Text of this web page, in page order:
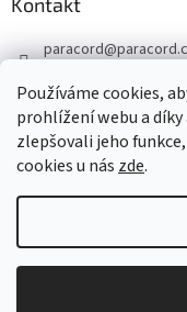
Používáme cookies,
prohlížení webu a
zlepšovali jeho
cookies u nás zde.
Kontakt
paracord@
+420 603 230 467
Sledujte nás také na
paracord.cz